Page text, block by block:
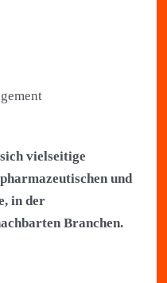
vielseitige
und
in der
Branchen.